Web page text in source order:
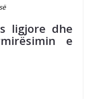
ligjore dhe
e